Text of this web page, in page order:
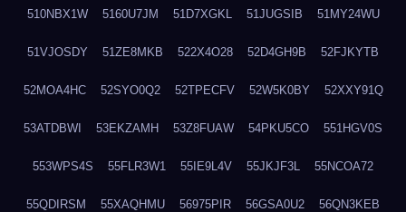
510NBX1W 5160U7JM 51D7XGKL 51JUGSIB 51MY24WU
51VJOSDY 51ZE8MKB 522X4O28 52D4GH9B 52FJKYTB
52MOA4HC 52SYO0Q2 52TPECFV 52W5K0BY 52XXY91Q
53ATDBWI 53EKZAMH 53Z8FUAW 54PKU5CO 551HGV0S
553WPS4S 55FLR3W1 55IE9L4V 55JKJF3L 55NCOA72
55QDIRSM 55XAQHMU 56975PIR 56GSA0U2 56QN3KEB